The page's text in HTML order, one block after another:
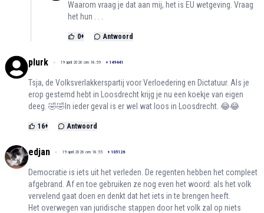
Waarom vraag je dat aan mij, het is EU wetgeving. Vraag
het hun . . .
0+ Antwoord
plurk 19 april 2026 om 18:59 + 149441
Tsja, de Volksverlakkerspartij voor Verloedering en Dictatuur. Als je
erop gestemd hebt in Loosdrecht krijg je nu een koekje van eigen
deeg. 🤣🤣In ieder geval is er wel wat loos in Loosdrecht. 😂😂
16+ Antwoord
edjan 19 april 2026 om 18:55 + 105126
Democratie is iets uit het verleden. De regenten hebben het compleet
afgebrand. Af en toe gebruiken ze nog even het woord: als het volk
vervelend gaat doen en denkt dat het iets in te brengen heeft.
Het overwegen van juridische stappen door het volk zal op niets